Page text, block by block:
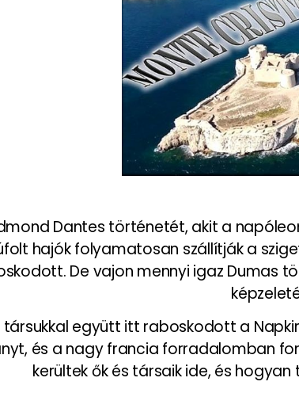
Dantes történetét, akit a
hajók folyamatosan szállítják a
De vajon mennyi igaz Dumas
társukkal együtt itt raboskodott a
és a nagy francia forradalomban
kerültek ők és társaik ide, és